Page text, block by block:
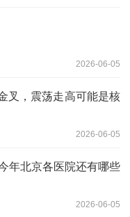
2026-06-05
叉，震荡走高可能是核
2026-06-05
年北京各医院还有哪些
2026-06-05